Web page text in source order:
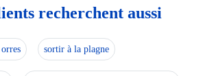
recherchent aussi
sortir à la plagne